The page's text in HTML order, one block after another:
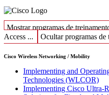
Mostrar programas de
Access ...
Ocultar programas de
Cisco Wireless Networking / Mobility
Implementing and
Technologies (WLCOR)
Implementing Cisco Ultra-